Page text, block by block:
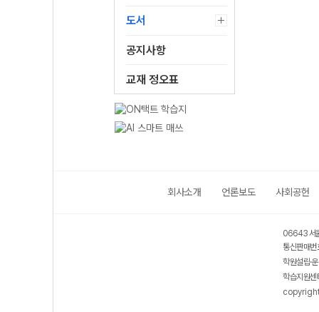
도서
공지사항
교재 정오표
회사소개 언론보도 사회공헌
06643 서
통신판매
학원설립·
학습지원